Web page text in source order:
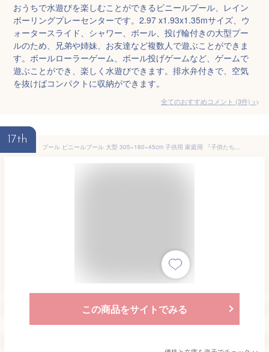
おうちで水遊びを楽しむことができるビニールプール、レイン
ボーリングプレーセンターです。2.97 x1.93x1.35mサイズ、ウ
ォータースライド、シャワー、ボール、投げ輪付きの大型プー
ルのため、兄弟や姉妹、お友達など複数人で遊ぶことができま
す。ボールローラーゲーム、ボール投げゲームなど、ゲームで
遊ぶことができ、楽しく水遊びできます。排水弁付きで、空気
を抜けばコンパクトに収納ができます。
全てのおすすめコメント (3件) >
17th
プール ビニールプール 大型 305×180×45cm 子供用 家庭用 『子供たちを笑顔にするハッピーファミリープール』 ファミリープール 子供用プール 水遊び くすみ ブルー ＼世界シェア約60％独占契約店／ 【平日14時迄のご注文・決済確定で当日発送】 ※ブルー5月下旬頃入荷予定
この商品をサイトでみる